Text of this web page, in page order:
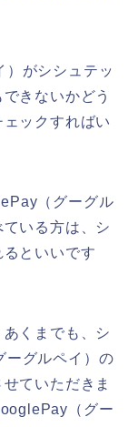
がシシュテッ
きないかどう
ックすればい
（グーグル
いる方は、シ
といいです
くまでも、シ
ーグルペイ）の
ていただきま
（グー